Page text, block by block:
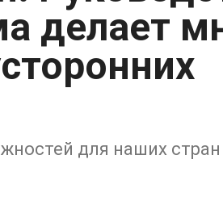
делает
для наших стран